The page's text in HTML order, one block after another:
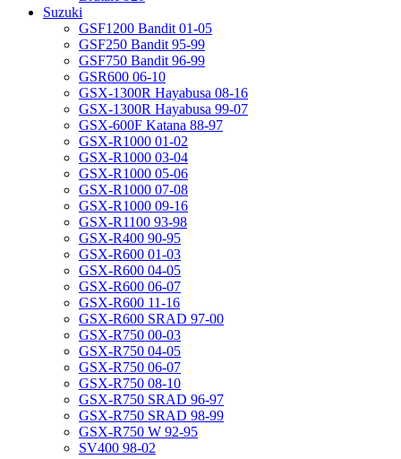
Suzuki
GSF1200 Bandit 01-05
GSF250 Bandit 95-99
GSF750 Bandit 96-99
GSR600 06-10
GSX-1300R Hayabusa 08-16
GSX-1300R Hayabusa 99-07
GSX-600F Katana 88-97
GSX-R1000 01-02
GSX-R1000 03-04
GSX-R1000 05-06
GSX-R1000 07-08
GSX-R1000 09-16
GSX-R1100 93-98
GSX-R400 90-95
GSX-R600 01-03
GSX-R600 04-05
GSX-R600 06-07
GSX-R600 11-16
GSX-R600 SRAD 97-00
GSX-R750 00-03
GSX-R750 04-05
GSX-R750 06-07
GSX-R750 08-10
GSX-R750 SRAD 96-97
GSX-R750 SRAD 98-99
GSX-R750 W 92-95
SV400 98-02